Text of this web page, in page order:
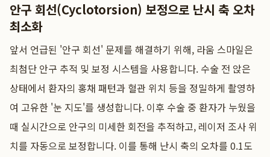
안구 회선(Cyclotorsion) 보정으로 난시 축 오차
최소화
앞서 언급된 '안구 회선' 문제를 해결하기 위해, 라움 스마일은
최첨단 안구 추적 및 보정 시스템을 사용합니다. 수술 전 앉은
상태에서 환자의 홍채 패턴과 혈관 위치 등을 정밀하게 촬영하
여 고유한 '눈 지도'를 생성합니다. 이후 수술 중 환자가 누웠을
때 실시간으로 안구의 미세한 회전을 추적하고, 레이저 조사 위
치를 자동으로 보정합니다. 이를 통해 난시 축의 오차를 0.1도